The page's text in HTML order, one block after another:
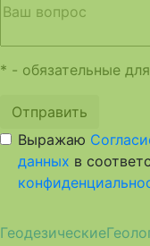
* - обязательные
Отправить
Выражаю
данных в
Геодезические